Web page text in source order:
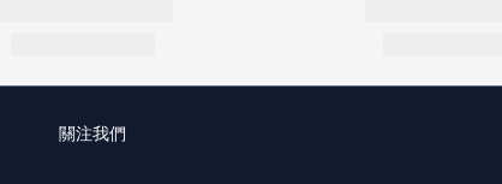
關注我們